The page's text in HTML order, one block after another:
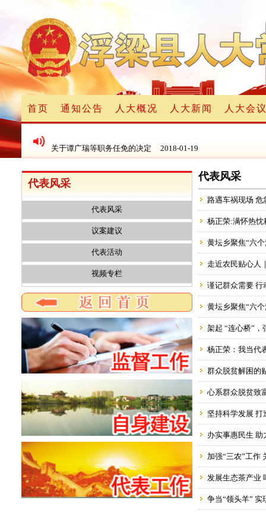
首页 通知公告 人大概况 人大新闻 人大会
浮梁县人民代表大会常务委员会2017年9月27日公告 2017-09-
关于谭广瑞等职务任免的决定 2018-01-19
关于朱文华等职务任免的决定2017-09-01
浮梁县第十届人民代表大会常务委员会第七次会议人事任免
代表风采
代表风采
议案建议
代表活动
视频专栏
代表风采
路遇车祸现场
杨正荣:满怀热忱
黄坛乡聚焦“六
走近农民贴心人
谨记群众需要 行
黄坛乡聚焦“六
架起 “连心桥”
杨正荣：我当代
群众脱贫解困的
心系群众脱贫致
坚持科学发展
办实事惠民生
加强“三农”工
发展生态茶产业
争当“领头羊”